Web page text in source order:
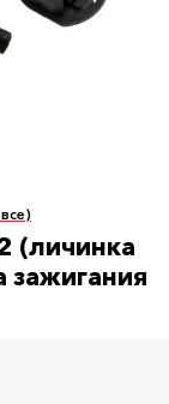
(личинка
зажигания